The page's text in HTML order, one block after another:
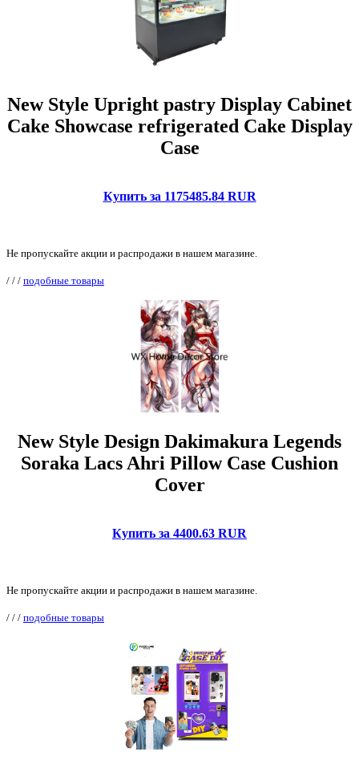
New Style Upright pastry Display Cabinet
Cake Showcase refrigerated Cake Display
Case
Купить за 1175485.84 RUR
Не пропускайте акции и распродажи в нашем магазине.
/ / / подобные товары
New Style Design Dakimakura Legends
Soraka Lacs Ahri Pillow Case Cushion
Cover
Купить за 4400.63 RUR
Не пропускайте акции и распродажи в нашем магазине.
/ / / подобные товары